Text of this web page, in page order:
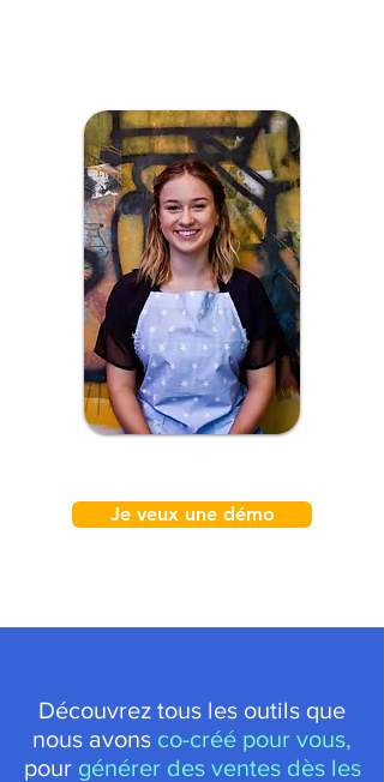
Découvrez tous les outils que
nous avons co-créé pour vous,
pour générer des ventes dès les
Je veux une démo